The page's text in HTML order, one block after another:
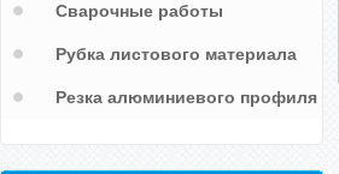
Сварочные работы
Рубка листового материала
Резка алюминиевого профиля